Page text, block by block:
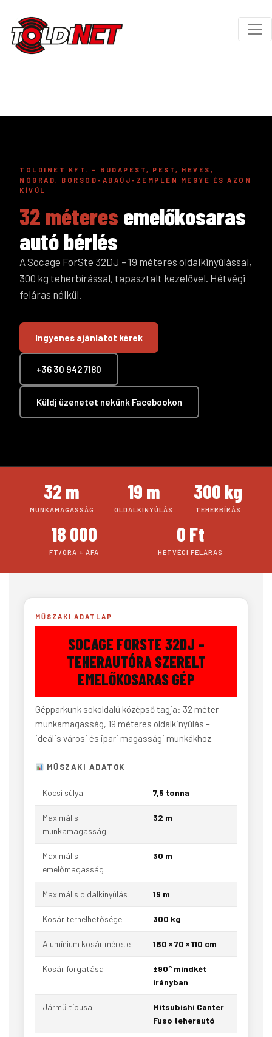
TOLDINET KFT. – BUDAPEST, PEST, HEVES,
NÓGRÁD, BORSOD-ABAÚJ-ZEMPLÉN MEGYE ÉS AZON
KÍVÜL
32 méteres emelőkosaras
autó bérlés
A Socage ForSte 32DJ – 19 méteres oldalkinyúlással,
300 kg teherbírással, tapasztalt kezelővel. Hétvégi
feláras nélkül.
Ingyenes ajánlatot kérek
+36 30 942 7180
Küldj üzenetet nekünk Facebookon
32 m
MUNKAMAGASSÁG
19 m
OLDALKINYÚLÁS
300 kg
TEHERBÍRÁS
18 000
FT/ÓRA + ÁFA
0 Ft
HÉTVÉGI FELÁRAS
MŰSZAKI ADATLAP
SOCAGE FORSTE 32DJ –
TEHERAUTÓRA SZERELT
EMELŐKOSARAS GÉP
Gépparkunk sokoldalú középső tagja: 32 méter
munkamagasság, 19 méteres oldalkinyúlás –
ideális városi és ipari magassági munkákhoz.
MŰSZAKI ADATOK
Kocsi súlya 7,5 tonna
Maximális
munkamagasság
32 m
Maximális
emelőmagasság
30 m
Maximális oldalkinyúlás 19 m
Kosár terhelhetősége 300 kg
Alumínium kosár mérete 180 × 70 × 110 cm
Kosár forgatása
±90° mindkét
irányban
Jármű típusa
Mitsubishi Canter
Fuso teherautó